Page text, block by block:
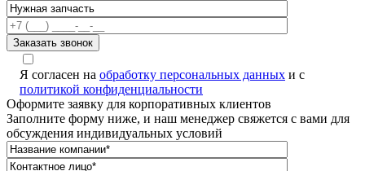
Я согласен на обработку персональных данных и с
политикой конфиденциальности
Оформите заявку для корпоративных клиентов
Заполните форму ниже, и наш менеджер свяжется с вами для
обсуждения индивидуальных условий